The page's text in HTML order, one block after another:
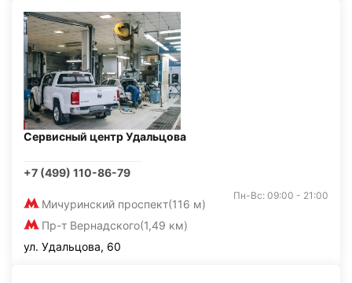
Сервисный центр Удальцова
+7 (499) 110-86-79
Мичуринский проспект(116 м)
Пр-т Вернадского(1,49 км)
Пн-Вс: 09:00 - 21:00
ул. Удальцова, 60